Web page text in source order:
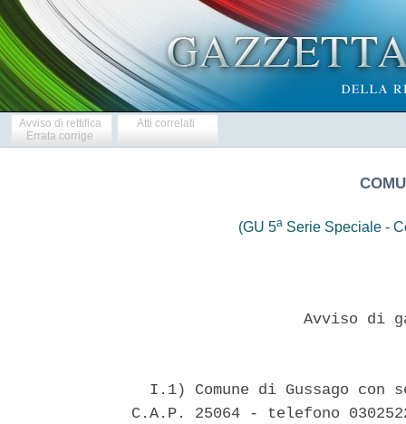
Avviso di rettifica
Errata corrige
Atti correlati
(GU 5a Serie Speciale -
Avviso di
I.1) Comune di Gussago con
C.A.P. 25064 - telefono